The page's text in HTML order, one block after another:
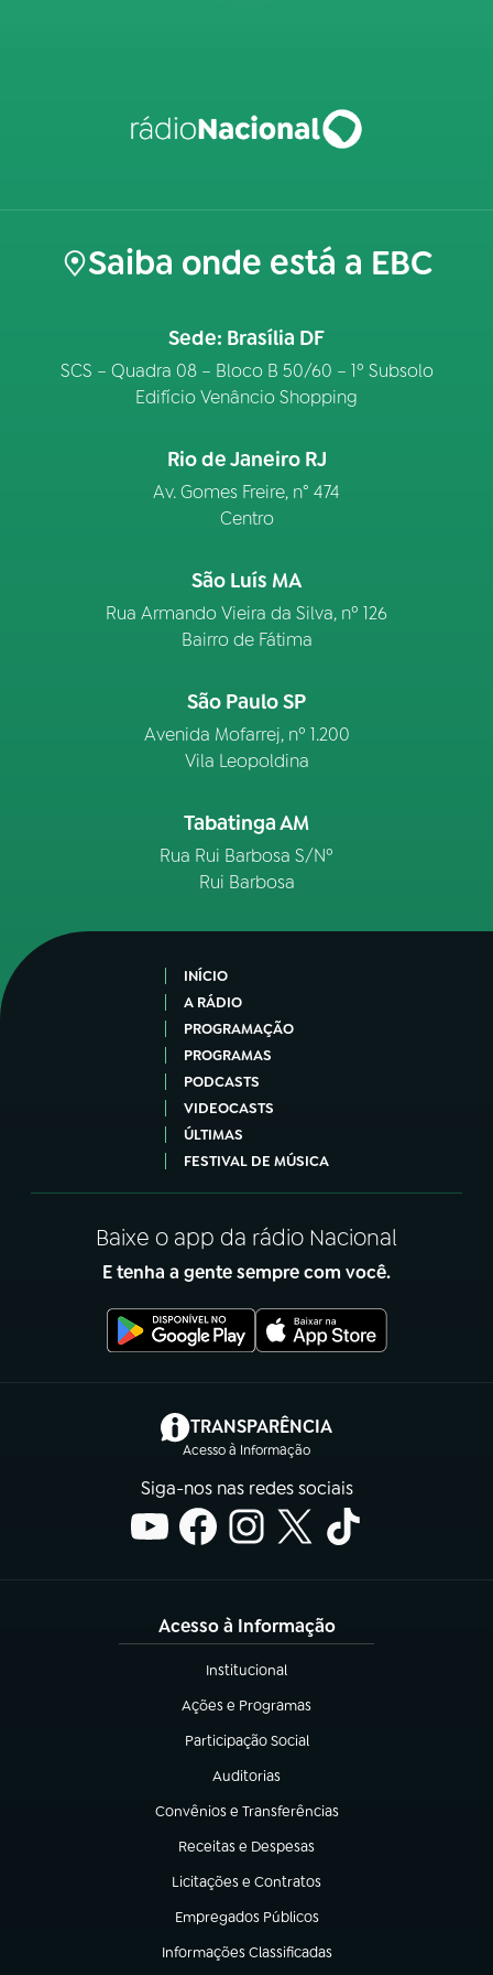
Saiba onde está a EBC
Sede: Brasília DF
SCS – Quadra 08 – Bloco B 50/60 – 1º Subsolo
Edifício Venâncio Shopping
Rio de Janeiro RJ
Av. Gomes Freire, n° 474
Centro
São Luís MA
Rua Armando Vieira da Silva, nº 126
Bairro de Fátima
São Paulo SP
Avenida Mofarrej, nº 1.200
Vila Leopoldina
Tabatinga AM
Rua Rui Barbosa S/Nº
Rui Barbosa
INÍCIO
A RÁDIO
PROGRAMAÇÃO
PROGRAMAS
PODCASTS
VIDEOCASTS
ÚLTIMAS
FESTIVAL DE MÚSICA
Baixe o app da rádio Nacional
E tenha a gente sempre com você.
TRANSPARÊNCIA
Acesso à Informação
(abre em nova aba)
Siga-nos nas redes sociais
Acesso à Informação
Institucional
(abre em nova aba)
Ações e Programas
(abre em nova aba)
Participação Social
(abre em nova aba)
Auditorias
(abre em nova aba)
Convênios e Transferências
(abre em nova aba)
Receitas e Despesas
(abre em nova aba)
Licitações e Contratos
(abre em nova aba)
Empregados Públicos
(abre em nova aba)
Informações Classificadas
(abre em nova aba)